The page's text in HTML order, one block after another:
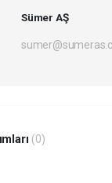
Sümer AŞ
(0)